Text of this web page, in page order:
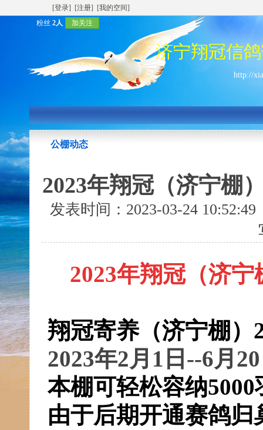
[登录] [注册]
[我的空间]
粉丝 2人 加关注
济宁翔冠信
http://
公棚动态
2023年翔冠（济宁棚
发表时间：2023-03-24
2023年翔冠（济
翔冠寄养（济宁棚）
2023年2月1日--6月
本棚可轻松容纳
由于后期开通赛鸽归